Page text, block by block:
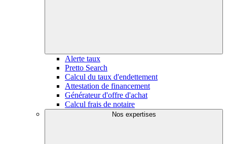
Alerte taux
Pretto Search
Calcul du taux d'endettement
Attestation de financement
Générateur d'offre d'achat
Calcul frais de notaire
Nos expertises